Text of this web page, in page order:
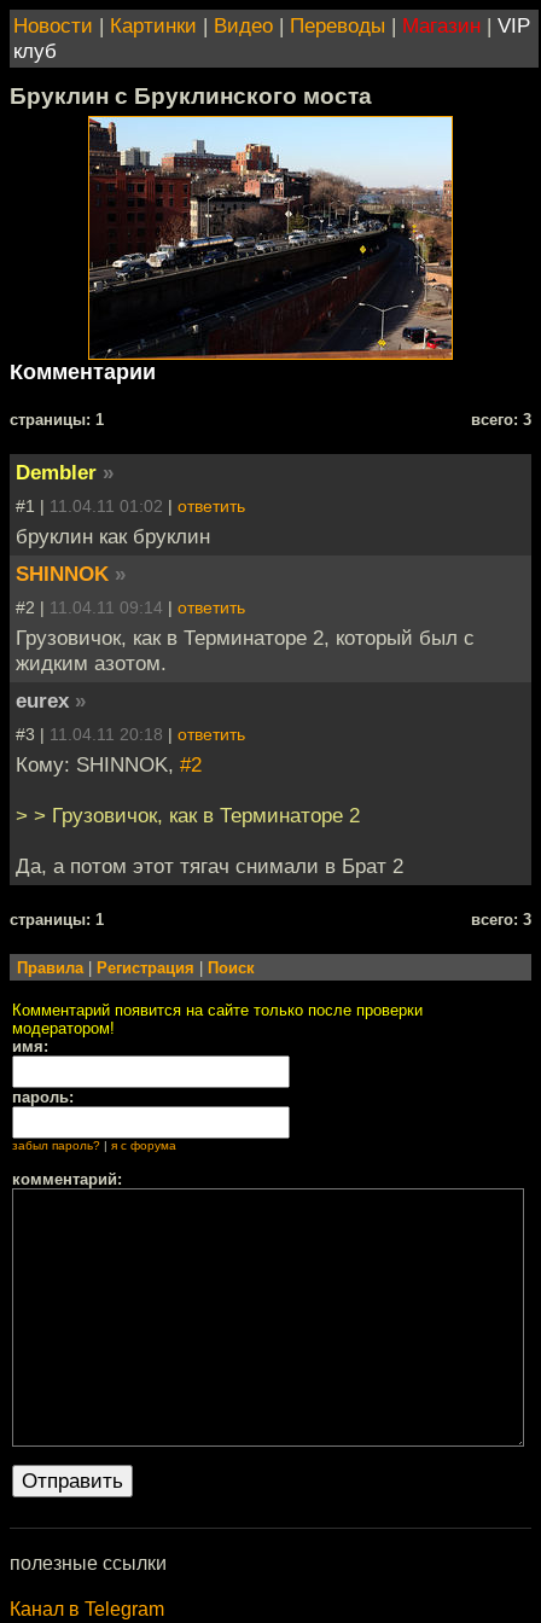
Новости | Картинки | Видео | Переводы | Магазин | VIP
клуб
Бруклин с Бруклинского моста
Комментарии
cтраницы: 1 всего: 3
Dembler »
#1 | 11.04.11 01:02 | ответить
бруклин как бруклин
SHINNOK »
#2 | 11.04.11 09:14 | ответить
Грузовичок, как в Терминаторе 2, который был с
жидким азотом.
eurex »
#3 | 11.04.11 20:18 | ответить
Кому: SHINNOK, #2
> > Грузовичок, как в Терминаторе 2
Да, а потом этот тягач снимали в Брат 2
cтраницы: 1 всего: 3
Правила Регистрация Поиск
Комментарий появится на сайте только после проверки
модератором!
имя:
пароль:
забыл пароль? | я с форума
комментарий:
полезные ссылки
Канал в Telegram